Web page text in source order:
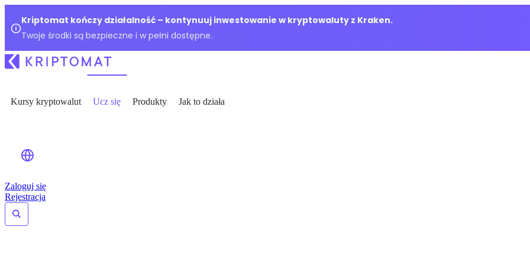
Kriptomat kończy działalność – kontynuuj inwestowanie w kryptowaluty z Kraken.
Twoje środki są bezpieczne i w pełni dostępne.
Kursy kryptowalut Ucz się Produkty Jak to działa
Zaloguj się
Rejestracja